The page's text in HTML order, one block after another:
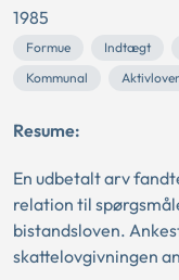
1985
Formue Indtægt
Kommunal
Resume:
En udbetalt arv
relation til
bistandsloven.
skattelovgivningen